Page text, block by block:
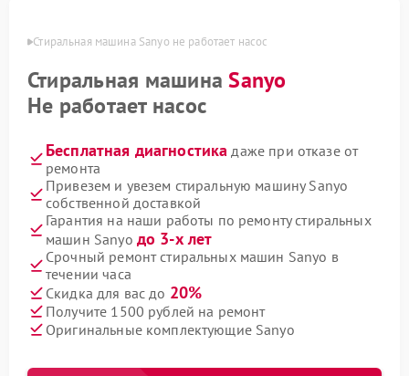
Стиральная машина Sanyo не работает насос
Стиральная машинаSanyo
Не работает насос
Бесплатная диагностика даже при отказе от
ремонта
Привезем и увезем стиральную машину Sanyo
собственной доставкой
Гарантия на наши работы по ремонту стиральных
машин Sanyo до 3-х лет
Срочный ремонт стиральных машин Sanyo в
течении часа
Скидка для вас до 20%
Получите 1500 рублей на ремонт
Оригинальные комплектующие Sanyo